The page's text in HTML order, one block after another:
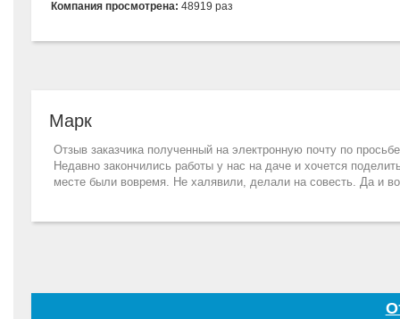
Компания просмотрена:48919 раз
Марк
Отзыв заказчика полученный на электронную почту по
Недавно закончились работы у нас на даче и хочется
месте были вовремя. Не халявили, делали на совесть. Да и